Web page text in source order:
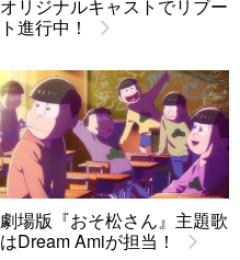
オリジナルキャストでリブー
ト進行中！
劇場版『おそ松さん』主題歌
はDream Amiが担当！